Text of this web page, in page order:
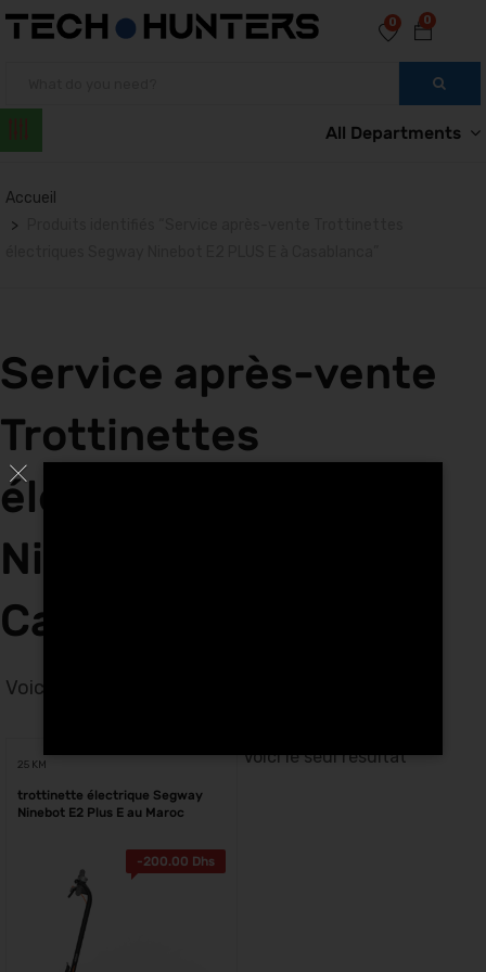
0
0
All Departments
Accueil
Service après-vente
Trottinettes
électriques Segway
Ninebot E2 PLUS E à
Casablanca
Voici le seul résultat
25 KM
trottinette électrique Segway
Ninebot E2 Plus E au Maroc
-200.00 Dhs
Voici le seul résultat